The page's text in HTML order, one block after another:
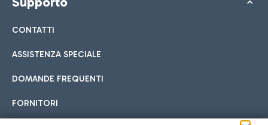
CONTATTI
ASSISTENZA SPECIALE
DOMANDE FREQUENTI
FORNITORI